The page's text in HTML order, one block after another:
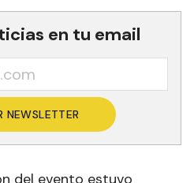
en tu email
NEWSLETTER
del evento estuvo